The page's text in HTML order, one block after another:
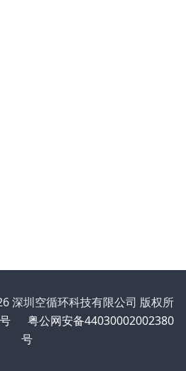
深圳空循环科技有限公司 版权所
粤公网安备44030002002380
号